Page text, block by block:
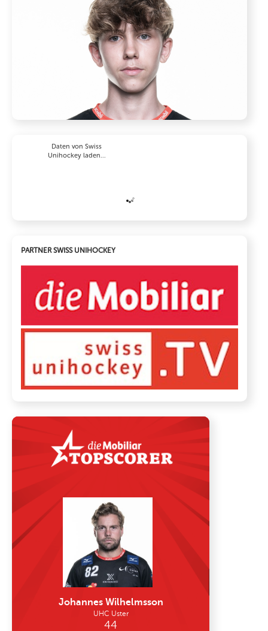
Daten von Swiss
Unihockey laden...
PARTNER SWISS UNIHOCKEY